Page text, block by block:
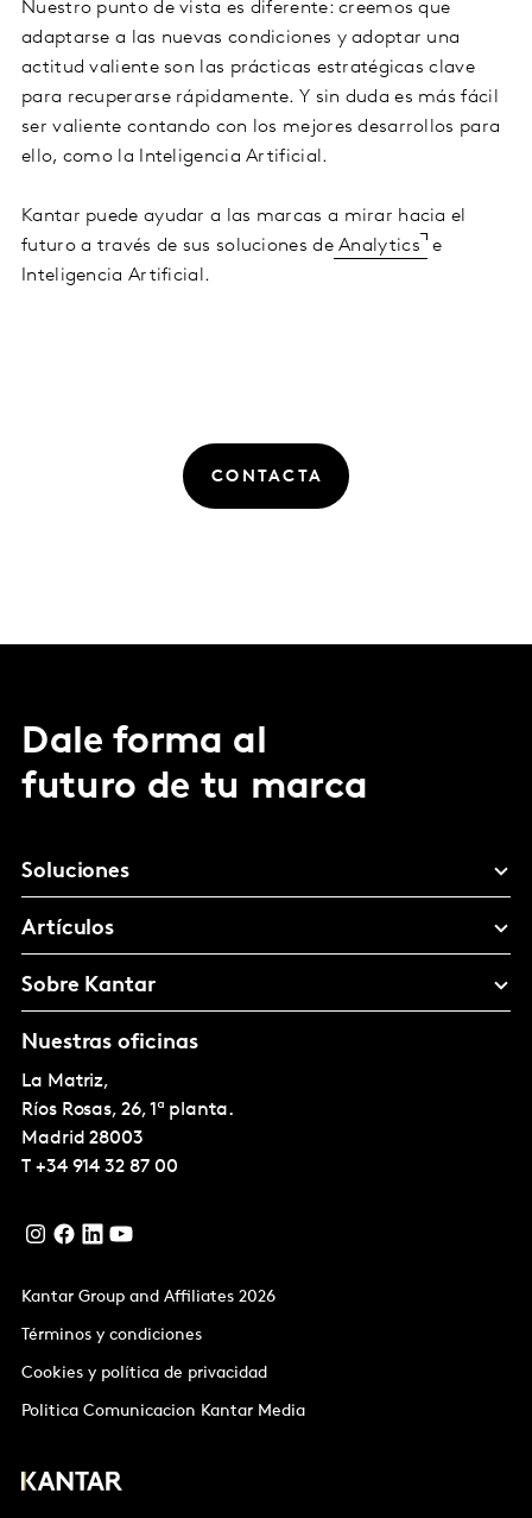
Nuestro punto de vista es diferente: creemos que
adaptarse a las nuevas condiciones y adoptar una
actitud valiente son las prácticas estratégicas clave
para recuperarse rápidamente. Y sin duda es más fácil
ser valiente contando con los mejores desarrollos para
ello, como la Inteligencia Artificial.
Kantar puede ayudar a las marcas a mirar hacia el
futuro a través de sus soluciones deAnalytics e
Inteligencia Artificial.
CONTACTA
Dale forma al
futuro de tu marca
Soluciones
Artículos
Sobre Kantar
Nuestras oficinas
La Matriz,
Ríos Rosas, 26, 1ª planta.
Madrid 28003
T +34 914 32 87 00
Kantar Group and Affiliates 2026
Términos y condiciones
Cookies y política de privacidad
Politica Comunicacion Kantar Media